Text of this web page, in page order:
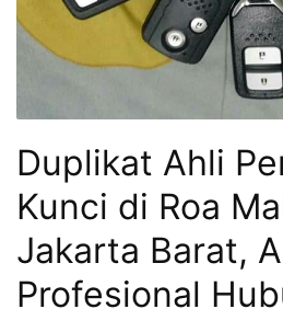
Duplikat Ahli
Kunci di Roa
Jakarta Barat,
Profesional